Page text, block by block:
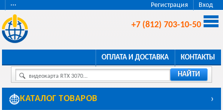
Регистрация Вход
···
+7 (812) 703-10-50
ОПЛАТА И ДОСТАВКА КОНТАКТЫ
видеокарта RTX 3070... НАЙТИ
КАТАЛОГ ТОВАРОВ ›